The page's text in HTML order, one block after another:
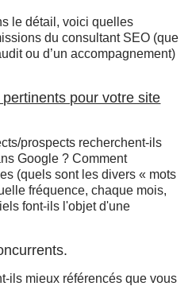
le détail, voici quelles
du consultant SEO (que
ou d’un accompagnement)
pour votre site
prospects recherchent-ils
Google ? Comment
(quels sont les divers « mots
fréquence, chaque mois,
font-ils l'objet d'une
ils mieux référencés que vous